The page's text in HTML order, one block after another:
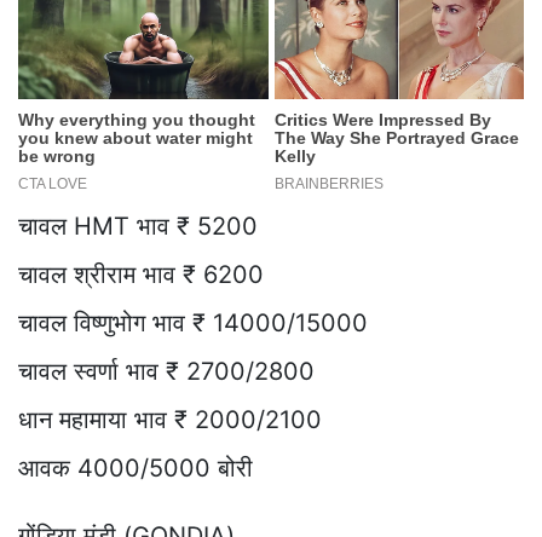
चावल HMT भाव ₹ 5200
चावल श्रीराम भाव ₹ 6200
चावल विष्णुभोग भाव ₹ 14000/15000
चावल स्वर्णा भाव ₹ 2700/2800
धान महामाया भाव ₹ 2000/2100
आवक 4000/5000 बोरी